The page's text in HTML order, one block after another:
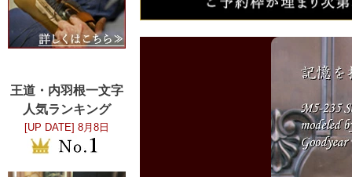
王道・内羽根一文字
人気ランキング
[UP DATE] 8月8日